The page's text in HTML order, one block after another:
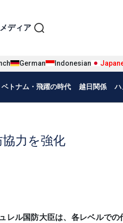
tiện tiếng
メディア
German Indonesian
ベトナム・飛躍の時代 越日関係 ハ
力を強化
レル国防大臣は、各レベルで